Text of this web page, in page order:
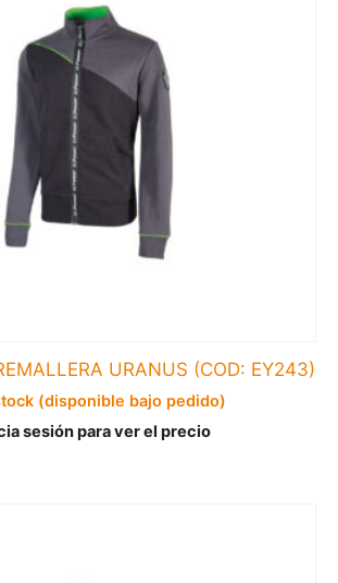
URANUS (COD: EY243)
(disponible bajo pedido)
sesión para ver el precio